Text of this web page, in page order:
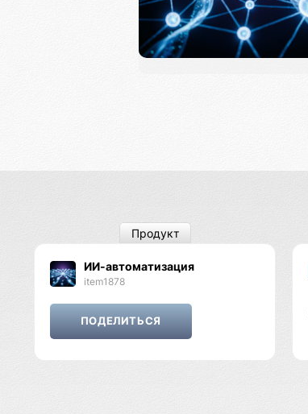
ИИ-автоматизация
item1878
Продукт